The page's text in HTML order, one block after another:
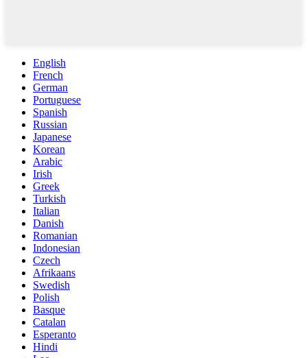
English
French
German
Portuguese
Spanish
Russian
Japanese
Korean
Arabic
Irish
Greek
Turkish
Italian
Danish
Romanian
Indonesian
Czech
Afrikaans
Swedish
Polish
Basque
Catalan
Esperanto
Hindi